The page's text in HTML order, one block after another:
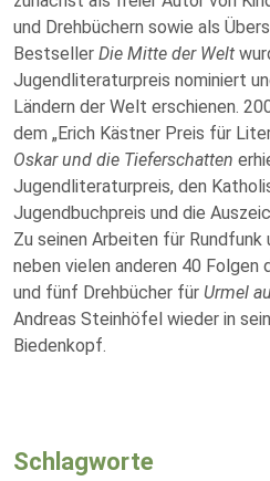
und Drehbüchern sowie als
Bestseller Die Mitte der Welt
Jugendliteraturpreis nominiert
Ländern der Welt erschienen.
dem „Erich Kästner Preis für
Oskar und die Tieferschatten
Jugendliteraturpreis, den
Jugendbuchpreis und die
Zu seinen Arbeiten für Rundfunk
neben vielen anderen 40 Folgen
und fünf Drehbücher für Urmel
Andreas Steinhöfel wieder in
Biedenkopf.
Schlagworte